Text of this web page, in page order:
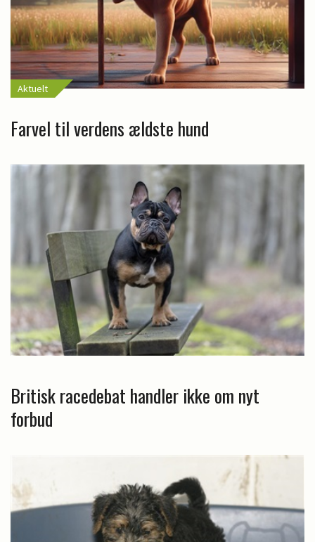
Aktuelt
Farvel til verdens ældste hund
Britisk racedebat handler ikke om nyt
forbud